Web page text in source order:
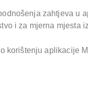
zahtjeva u
i za mjerna mjesta
korištenju aplikacije